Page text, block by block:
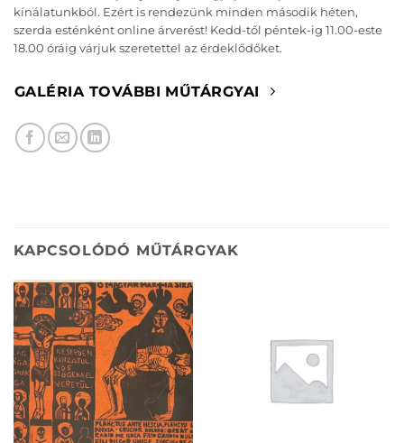
kínálatunkból. Ezért is rendezünk minden második héten,
szerda esténként online árverést! Kedd-től péntek-ig 11.00-este
18.00 óráig várjuk szeretettel az érdeklődőket.
GALÉRIA TOVÁBBI MŰTÁRGYAI
KAPCSOLÓDÓ MŰTÁRGYAK